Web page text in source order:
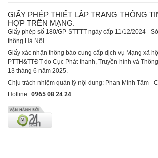
GIẤY PHÉP THIẾT LẬP TRANG THÔNG
HỢP TRÊN MẠNG.
Giấy phép số 180/GP-STTTT ngày cấp 11/12/2024 -
thông Hà Nội.
Giấy xác nhận thông báo cung cấp dịch vụ Mạng xã
PTTH&TTĐT do Cục Phát thanh, Truyền hình và
13 tháng 6 năm 2025.
Chịu trách nhiệm quản lý nội dung: Phan Minh Tâm -
Hotline: 0965 08 24 24